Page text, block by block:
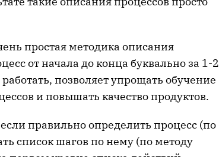
простая методика описания
от начала до конца буквально за 1-2
позволяет упрощать обучение
и повышать качество продуктов.
правильно определить процесс (по
список шагов по нему (по методу